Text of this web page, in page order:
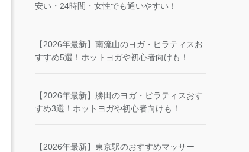
安い・24時間・女性でも通いやすい！
【2026年最新】南流山のヨガ・ピラティスお
すすめ5選！ホットヨガや初心者向けも！
【2026年最新】勝田のヨガ・ピラティスおす
すめ3選！ホットヨガや初心者向けも！
【2026年最新】東京駅のおすすめマッサー